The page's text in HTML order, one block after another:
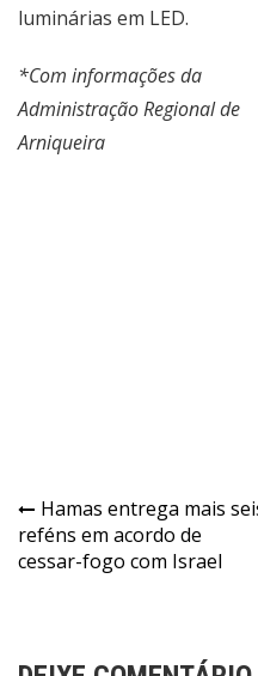
luminárias em LED.
*Com informações da
Administração Regional de
Arniqueira
Navegação
de
Hamas entrega mais
reféns em acordo de
cessar-fogo com Israel